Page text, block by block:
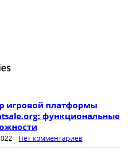
игровой платформы
функциональные
- Нет комментариев